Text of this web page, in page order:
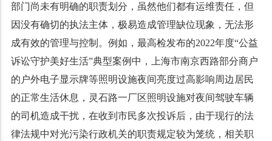
部门尚未有明确的职责划分，虽然他们都有运维责任，但
因没有确切的执法主体，极易造成管理缺位现象，无法形
成有效的管理与控制。例如，最高检发布的2022年度“公益
诉讼守护美好生活”典型案例中，上海市南京西路部分商户
的户外电子显示牌等照明设施夜间亮度过高影响周边居民
的正常生活休息，灵石路一厂区照明设施对夜间驾驶车辆
的司机造成干扰，在收到市民多次投诉后，由于现行的法
律法规中对光污染行政机关的职责规定较为笼统，相关职